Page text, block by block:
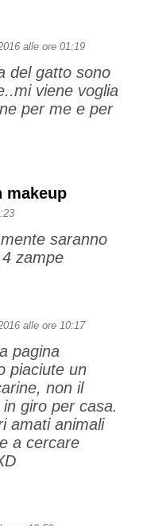
alle ore 01:19
del gatto sono
viene voglia
per me e per
makeup
saranno
zampe
alle ore 10:17
pagina
piaciute un
non il
giro per casa.
amati animali
a cercare